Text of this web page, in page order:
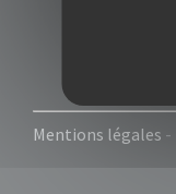
Mentions légales -